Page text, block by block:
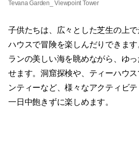
Tevana Garden_ Viewpoint Tower
子供たちは、広々とした芝生の上
ハウスで冒険を楽しんだりできま
ランの美しい海を眺めながら、ゆ
せます。洞窟探検や、ティーハウ
ンティーなど、様々なアクティビテ
一日中飽きずに楽しめます。